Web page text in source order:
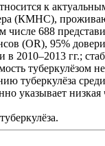
к
(КМНС),
числе 688
(OR), 95%
2010–2013 гг.;
туберкулёзом
туберкулёза
указывает низкая